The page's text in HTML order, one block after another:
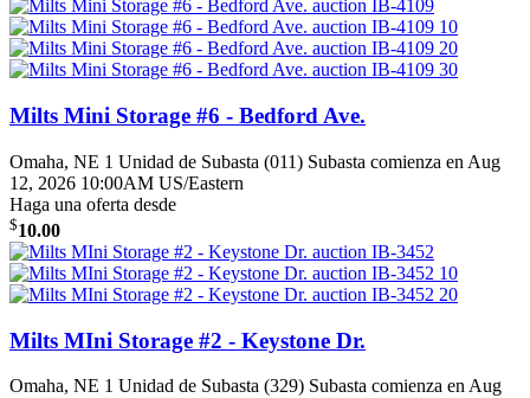
Milts Mini Storage #6 - Bedford Ave.
Omaha, NE 1 Unidad de Subasta (011) Subasta comienza en Aug
12, 2026 10:00AM US/Eastern
Haga una oferta desde
$10.00
Milts MIni Storage #2 - Keystone Dr.
Omaha, NE 1 Unidad de Subasta (329) Subasta comienza en Aug